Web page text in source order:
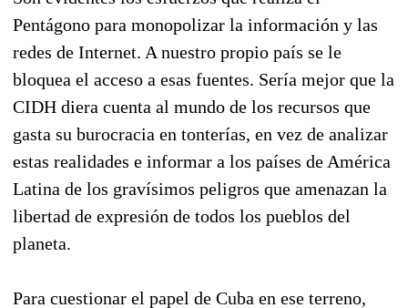
Pentágono para monopolizar la información y las
redes de Internet. A nuestro propio país se le
bloquea el acceso a esas fuentes. Sería mejor que la
CIDH diera cuenta al mundo de los recursos que
gasta su burocracia en tonterías, en vez de analizar
estas realidades e informar a los países de América
Latina de los gravísimos peligros que amenazan la
libertad de expresión de todos los pueblos del
planeta.
Para cuestionar el papel de Cuba en ese terreno,